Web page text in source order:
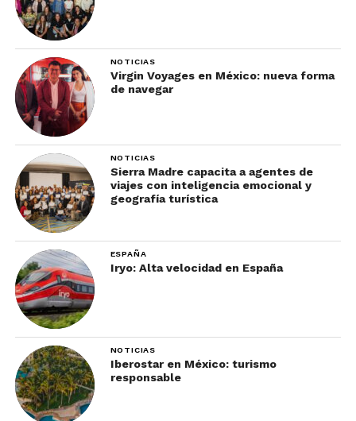
NOTICIAS
Virgin Voyages en México: nueva forma
de navegar
NOTICIAS
Sierra Madre capacita a agentes de
viajes con inteligencia emocional y
geografía turística
ESPAÑA
Iryo: Alta velocidad en España
NOTICIAS
Iberostar en México: turismo
responsable